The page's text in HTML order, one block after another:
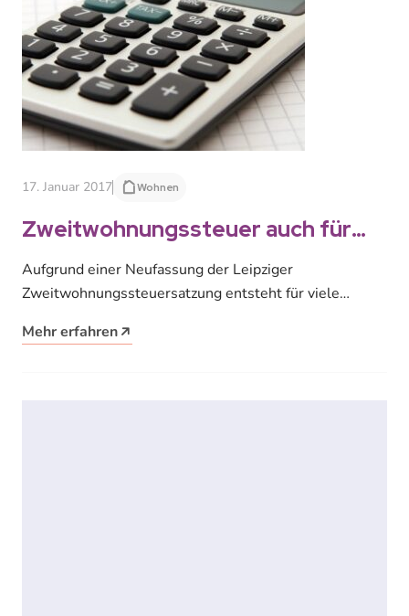
17. Januar 2017 Wohnen
Zweitwohnungssteuer auch für
Studierende
Aufgrund einer Neufassung der Leipziger
Zweitwohnungssteuersatzung entsteht für viele
01.01.2017 eine Steuerpflicht! Informationen zur…
Mehr erfahren